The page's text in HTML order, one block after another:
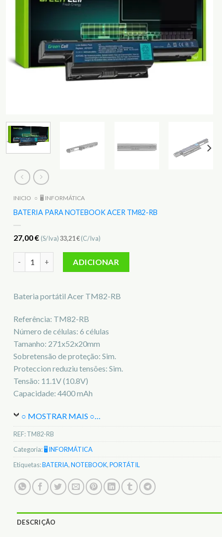
INICIO ○ 🖥️ INFORMÁTICA
BATERIA PARA NOTEBOOK ACER TM82-RB
27,00€ (S/Iva)33,21€(C/Iva)
ADICIONAR
Bateria portátil Acer TM82-RB
Referência: TM82-RB
Número de células: 6 células
Tamanho: 271x52x20mm
Sobretensão de proteção: Sim.
Proteccion reduziu tensões: Sim.
Tensão: 11.1V (10.8V)
Capacidade: 4400 mAh
○ MOSTRAR MAIS ○…
REF:TM82-RB
Categoria:🖥️ INFORMÁTICA
Etiquetas:BATERIA,NOTEBOOK,PORTÁTIL
DESCRIÇÃO